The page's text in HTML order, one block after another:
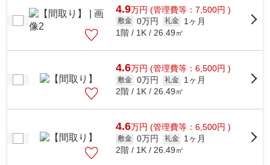
4.9万円 (管理費等：7,500円 )
敷金 0万円 礼金
1ヶ月
1階 / 1K / 26.49㎡
4.6万円 (管理費等：6,500円 )
敷金 0万円 礼金
1ヶ月
2階 / 1K / 26.49㎡
4.6万円 (管理費等：6,500円 )
敷金 0万円 礼金
1ヶ月
2階 / 1K / 26.49㎡